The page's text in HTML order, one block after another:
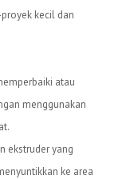
kecil dan
atau
menggunakan
ekstruder yang
ke area